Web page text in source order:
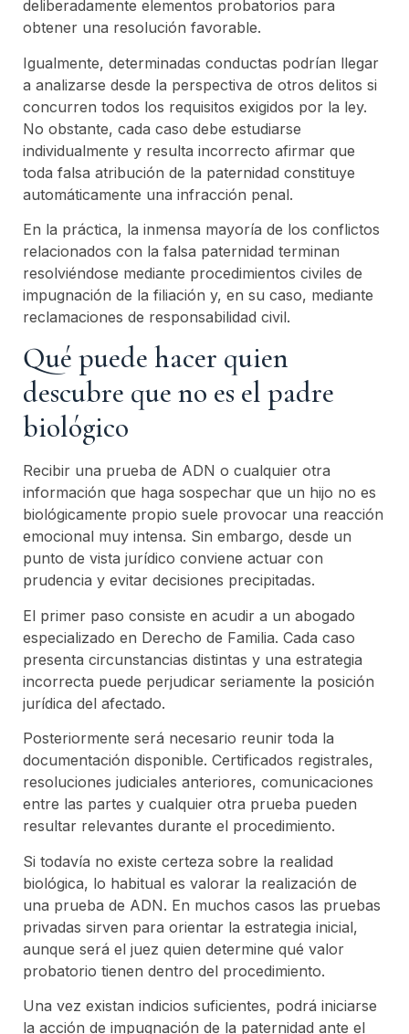
deliberadamente elementos probatorios para
obtener una resolución favorable.
Igualmente, determinadas conductas podrían llegar
a analizarse desde la perspectiva de otros delitos si
concurren todos los requisitos exigidos por la ley.
No obstante, cada caso debe estudiarse
individualmente y resulta incorrecto afirmar que
toda falsa atribución de la paternidad constituye
automáticamente una infracción penal.
En la práctica, la inmensa mayoría de los conflictos
relacionados con la falsa paternidad terminan
resolviéndose mediante procedimientos civiles de
impugnación de la filiación y, en su caso, mediante
reclamaciones de responsabilidad civil.
Qué puede hacer quien
descubre que no es el padre
biológico
Recibir una prueba de ADN o cualquier otra
información que haga sospechar que un hijo no es
biológicamente propio suele provocar una reacción
emocional muy intensa. Sin embargo, desde un
punto de vista jurídico conviene actuar con
prudencia y evitar decisiones precipitadas.
El primer paso consiste en acudir a un abogado
especializado en Derecho de Familia. Cada caso
presenta circunstancias distintas y una estrategia
incorrecta puede perjudicar seriamente la posición
jurídica del afectado.
Posteriormente será necesario reunir toda la
documentación disponible. Certificados registrales,
resoluciones judiciales anteriores, comunicaciones
entre las partes y cualquier otra prueba pueden
resultar relevantes durante el procedimiento.
Si todavía no existe certeza sobre la realidad
biológica, lo habitual es valorar la realización de
una prueba de ADN. En muchos casos las pruebas
privadas sirven para orientar la estrategia inicial,
aunque será el juez quien determine qué valor
probatorio tienen dentro del procedimiento.
Una vez existan indicios suficientes, podrá iniciarse
la acción de impugnación de la paternidad ante el